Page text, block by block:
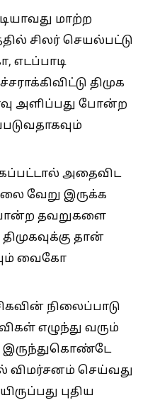
மாற்ற
சிலர் செயல்பட்டு
எடப்பாடி
திமுக
அளிப்பது போன்ற
அதைவிட
வேறு இருக்க
தவறுகளை
தான்
வைகோ
நிலைப்பாடு
எழுந்து வரும்
இருந்துகொண்டே
விமர்சனம் செய்வது
புதிய